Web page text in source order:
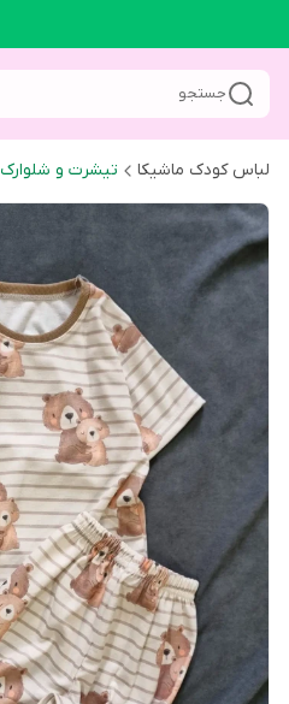
جستجو
لباس کودک ماشیکا تیشرت و شلوارک